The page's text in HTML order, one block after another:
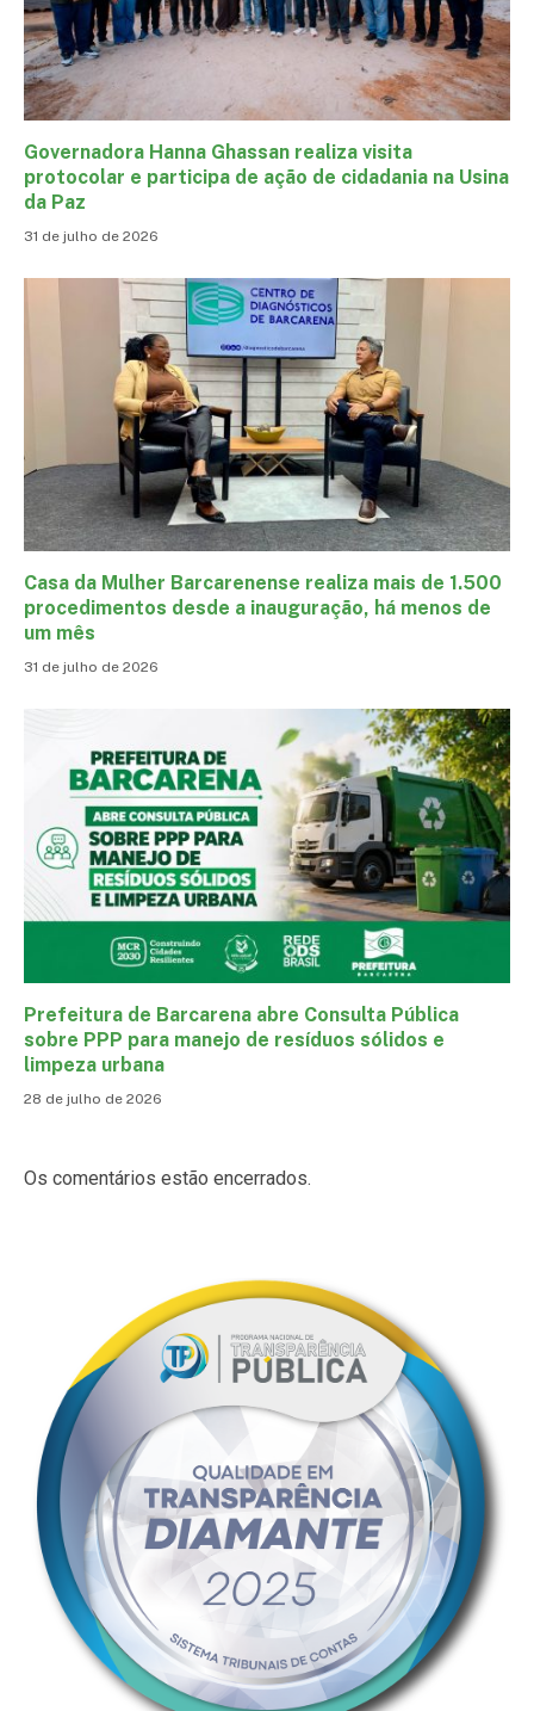
Governadora Hanna Ghassan realiza visita
protocolar e participa de ação de cidadania na Usina
da Paz
31 de julho de 2026
Casa da Mulher Barcarenense realiza mais de 1.500
procedimentos desde a inauguração, há menos de
um mês
31 de julho de 2026
Prefeitura de Barcarena abre Consulta Pública
sobre PPP para manejo de resíduos sólidos e
limpeza urbana
28 de julho de 2026
Os comentários estão encerrados.